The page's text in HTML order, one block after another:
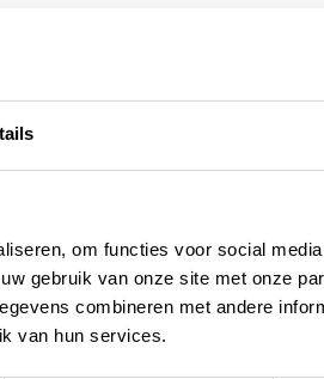
om functies voor social
gebruik van onze site met onze
combineren met andere
van hun services.
Informatie
Over ons
Blog